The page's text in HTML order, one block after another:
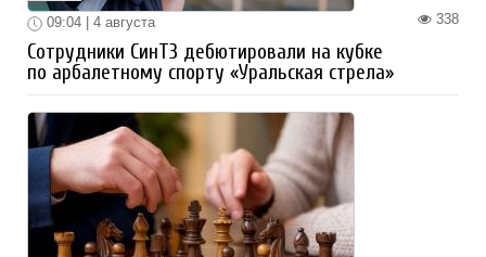
338
09:04 | 4 августа
Сотрудники СинТЗ дебютировали на кубке
по арбалетному спорту «Уральская стрела»